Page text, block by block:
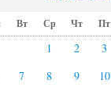
Вт Ср Чт Пт
1 2 3
7 8 9 10